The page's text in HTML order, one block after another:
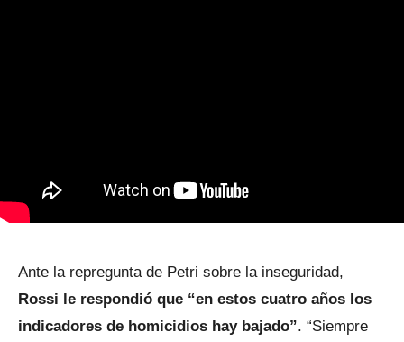
Ante la repregunta de Petri sobre la inseguridad,
Rossi le respondió que “en estos cuatro años los
indicadores de homicidios hay bajado”. “Siempre